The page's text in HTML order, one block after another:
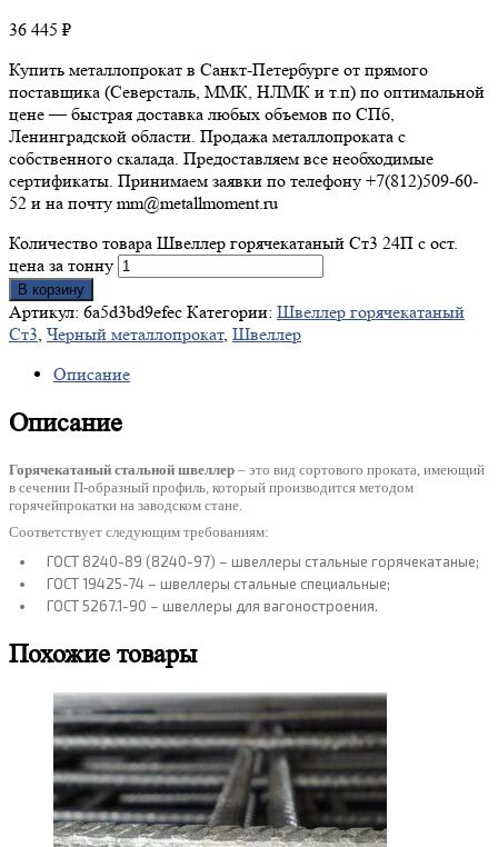
36 445 ₽
Купить металлопрокат в Санкт-Петербурге от прямого
поставщика (Северсталь, ММК, НЛМК и т.п) по оптимальной
цене — быстрая доставка любых объемов по СПб,
Ленинградской области. Продажа металлопроката с
собственного скалада. Предоставляем все необходимые
сертификаты. Принимаем заявки по телефону +7(812)509-60-
52 и на почту mm@metallmoment.ru
Количество товара Швеллер горячекатаный Ст3 24П с ост.
цена за тонну
В корзину
Артикул: 6a5d3bd9efec Категории: Швеллер горячекатаный
Ст3, Черный металлопрокат, Швеллер
Описание
Описание
Горячекатаный стальной швеллер – это вид сортового проката, имеющий
в сечении П-образный профиль, который производится методом
горячейпрокатки на заводском стане.
Соответствует следующим требованиям:
ГОСТ 8240-89 (8240-97) – швеллеры стальные горячекатаные;
ГОСТ 19425-74 – швеллеры стальные специальные;
ГОСТ 5267.1-90 – швеллеры для вагоностроения.
Похожие товары